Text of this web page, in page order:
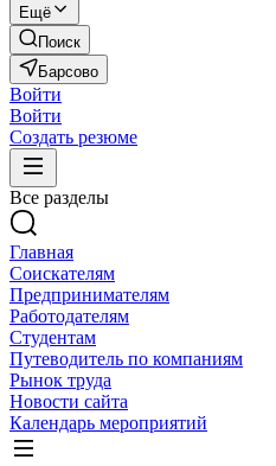
Ещё
Поиск
Барсово
Войти
Войти
Создать резюме
Все разделы
Главная
Соискателям
Предпринимателям
Работодателям
Студентам
Путеводитель по компаниям
Рынок труда
Новости сайта
Календарь мероприятий